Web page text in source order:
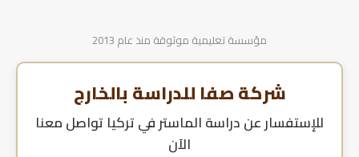
شروط دراسة التمريض في تركيا
شروط دراسة الطيران في تركيا
مؤسسة تعليمية موثوقة منذ عام 2013
شركة صفا للدراسة بالخارج
للإستفسار عندراسة الماستر في تركيا تواصل معنا
الآن